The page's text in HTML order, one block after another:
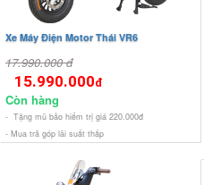
Xe Máy Điện Motor Thái VR6
17.990.000 đ
15.990.000đ
Còn hàng
- Tặng mũ bảo hiểm trị giá 220.000đ
- Mua trả góp lãi suất thấp